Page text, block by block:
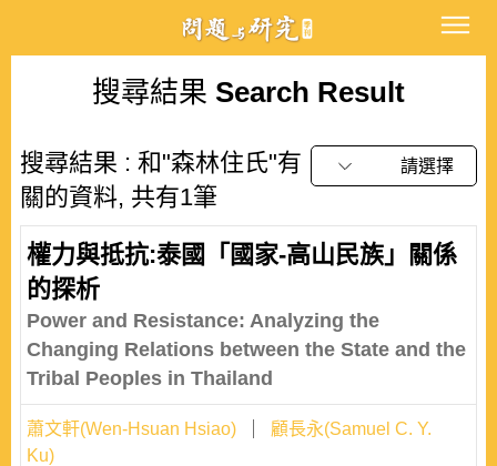
搜尋結果 Search Result
搜尋結果 : 和"森林住氏"有
關的資料, 共有1筆
請選擇
權力與抵抗:泰國「國家-高山民族」關係
的探析
Power and Resistance: Analyzing the
Changing Relations between the State and the
Tribal Peoples in Thailand
蕭文軒(Wen-Hsuan Hsiao)
顧長永(Samuel C. Y.
Ku)